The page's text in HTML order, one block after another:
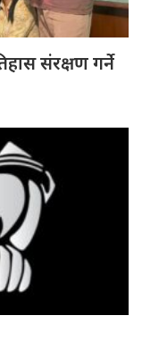
संरक्षण गर्ने